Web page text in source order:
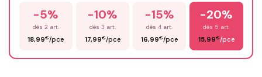
Prénom*
-5%
dès 2 art.
18,99€/pce
-10%
dès 3 art.
17,99€/pce
-15%
dès 4 art.
16,99€/pce
-20%
dès 5 art.
15,99€/pce